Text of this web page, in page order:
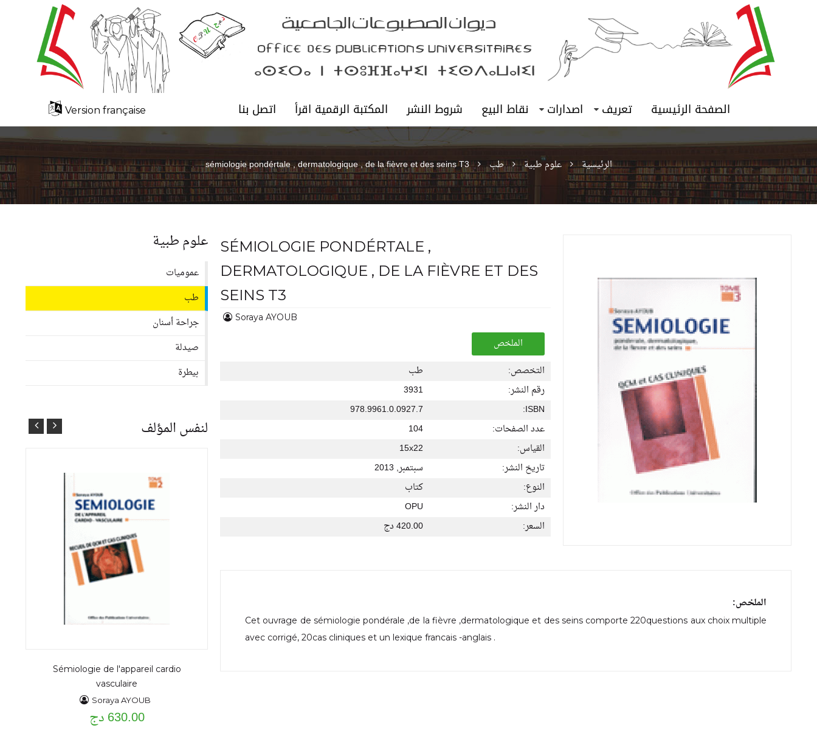
الصفحة الرئيسية تعريف اصدارات نقاط البيع شروط النشر المكتبة الرقمية اقرأ اتصل بنا Version française
الرئيسية علوم طبية طب sémiologie pondértale , dermatologique , de la fièvre et des seins T3
SÉMIOLOGIE PONDÉRTALE ,
DERMATOLOGIQUE , DE LA FIÈVRE ET DES
SEINS T3
Soraya AYOUB
الملخص
التخصص:
طب
رقم النشر:
3931
ISBN:
978.9961.0.0927.7
عدد الصفحات:
104
القياس:
15x22
تاريخ النشر:
سبتمبر, 2013
النوع:
كتاب
دار النشر:
OPU
السعر:
420.00 دج
الملخص:
Cet ouvrage de sémiologie pondérale ,de la fièvre ,dermatologique et des seins comporte 220questions aux choix multiple
avec corrigé, 20cas cliniques et un lexique francais -anglais .
علوم طبية
عموميات
طب
جراحة أسنان
صيدلة
بيطرة
لنفس المؤلف
Sémiologie de l'appareil cardio
vasculaire
Soraya AYOUB
630.00 دج